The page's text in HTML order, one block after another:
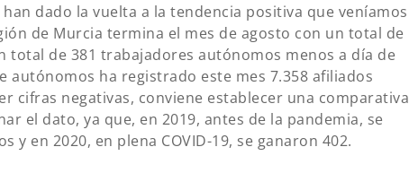
dado la vuelta a la tendencia positiva que veníamos
de Murcia termina el mes de agosto con un total de
total de 381 trabajadores autónomos menos a día de
autónomos ha registrado este mes 7.358 afiliados
cifras negativas, conviene establecer una comparativa
el dato, ya que, en 2019, antes de la pandemia, se
en 2020, en plena COVID-19, se ganaron 402.